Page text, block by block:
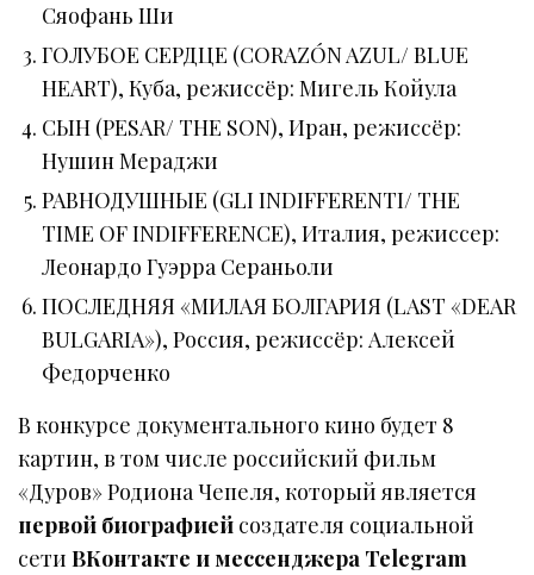
Сяофань Ши
ГОЛУБОЕ СЕРДЦЕ (CORAZÓN AZUL/ BLUE
HEART), Куба, режиссёр: Мигель Койула
СЫН (PESAR/ THE SON), Иран, режиссёр:
Нушин Мераджи
РАВНОДУШНЫЕ (GLI INDIFFERENTI/ THE
TIME OF INDIFFERENCE), Италия, режиссер:
Леонардо Гуэрра Сераньоли
ПОСЛЕДНЯЯ «МИЛАЯ БОЛГАРИЯ (LAST «DEAR
BULGARIA»), Россия, режиссёр: Алексей
Федорченко
В конкурсе документального кино будет 8
картин, в том числе российский фильм
«Дуров» Родиона Чепеля, который является
первой биографией создателя социальной
сетиВКонтакте и мессенджера Telegram